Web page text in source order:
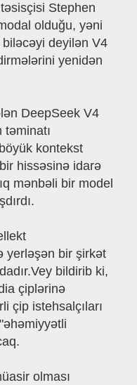
Stephen
olduğu, yəni
deyilən V4
yenidən
DeepSeek V4
təminatı
kontekst
hissəsinə idarə
mənbəli bir model
yerləşən bir şirkət
bildirib ki,
çiplərinə
çip istehsalçıları
olması